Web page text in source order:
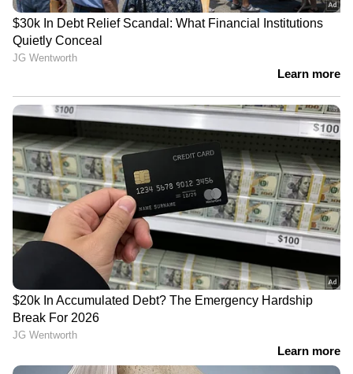
ഏഷ്യാനെറ്റ് ന്യൂസ് ലൈവ് യൂട്യൂബില്‍
കാണാം..